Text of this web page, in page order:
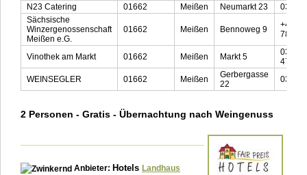
N23 Catering
01662 Meißen Neumarkt 23
Sächsische
Winzergenossenschaft
Meißen e.G.
01662 Meißen Bennoweg 9
+49
Vinothek am Markt 01662 Meißen Markt 5
03521
WEINSEGLER
01662 Meißen
Gerbergasse
22
2 Personen - Gratis - Übernachtung nach Weingenuss
Anbieter: Hotels Landhaus